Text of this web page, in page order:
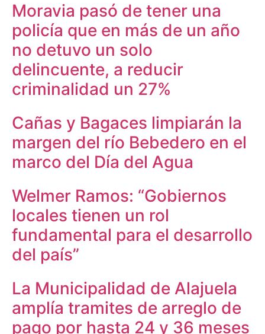
Moravia pasó de tener una
policía que en más de un año
no detuvo un solo
delincuente, a reducir
criminalidad un 27%
Cañas y Bagaces limpiarán la
margen del río Bebedero en el
marco del Día del Agua
Welmer Ramos: “Gobiernos
locales tienen un rol
fundamental para el desarrollo
del país”
La Municipalidad de Alajuela
amplía tramites de arreglo de
pago por hasta 24 y 36 meses